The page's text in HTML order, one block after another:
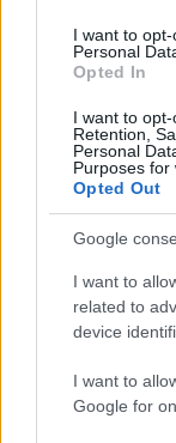
I want to
Personal
Opted In
I want to opt-
Retention,
Personal
Purposes for
Opted Out
Google
I want to
related to
device
I want to
Google for